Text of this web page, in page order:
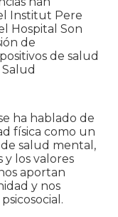
Institut Pere
Hospital Son
de
de salud
ha hablado de
física como un
salud mental,
y los valores
aportan
y nos